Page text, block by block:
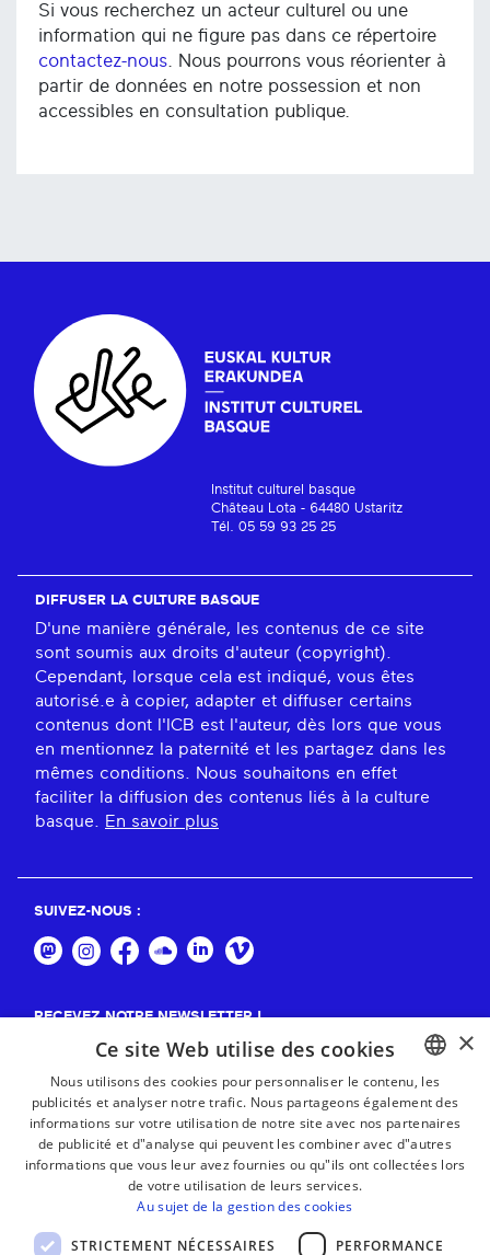
Si vous recherchez un acteur culturel ou une
information qui ne figure pas dans ce répertoire
contactez-nous . Nous pourrons vous réorienter à
partir de données en notre possession et non
accessibles en consultation publique.
Institut culturel basque
Château Lota - 64480 Ustaritz
Tél. 05 59 93 25 25
DIFFUSER LA CULTURE BASQUE
D'une manière générale, les contenus de ce site
sont soumis aux droits d'auteur (copyright).
Cependant, lorsque cela est indiqué, vous êtes
autorisé.e à copier, adapter et diffuser certains
contenus dont l'ICB est l'auteur, dès lors que vous
en mentionnez la paternité et les partagez dans les
mêmes conditions. Nous souhaitons en effet
faciliter la diffusion des contenus liés à la culture
basque.
En savoir plus
SUIVEZ-NOUS :
RECEVEZ NOTRE NEWSLETTER !
BASQUE
FRENCH
×
Ce site Web utilise des cookies
Nous utilisons des cookies pour personnaliser le contenu, les
publicités et analyser notre trafic. Nous partageons également des
informations sur votre utilisation de notre site avec nos partenaires
de publicité et d"analyse qui peuvent les combiner avec d"autres
informations que vous leur avez fournies ou qu"ils ont collectées lors
de votre utilisation de leurs services.
Au sujet de la gestion des cookies
STRICTEMENT NÉCESSAIRES PERFORMANCE